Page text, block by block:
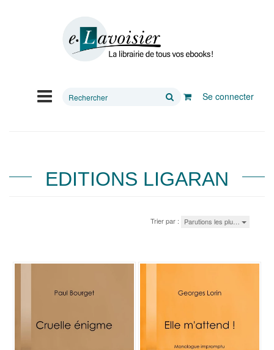
Rechercher
Se connecter
EDITIONS LIGARAN
Trier par : Parutions les plu…